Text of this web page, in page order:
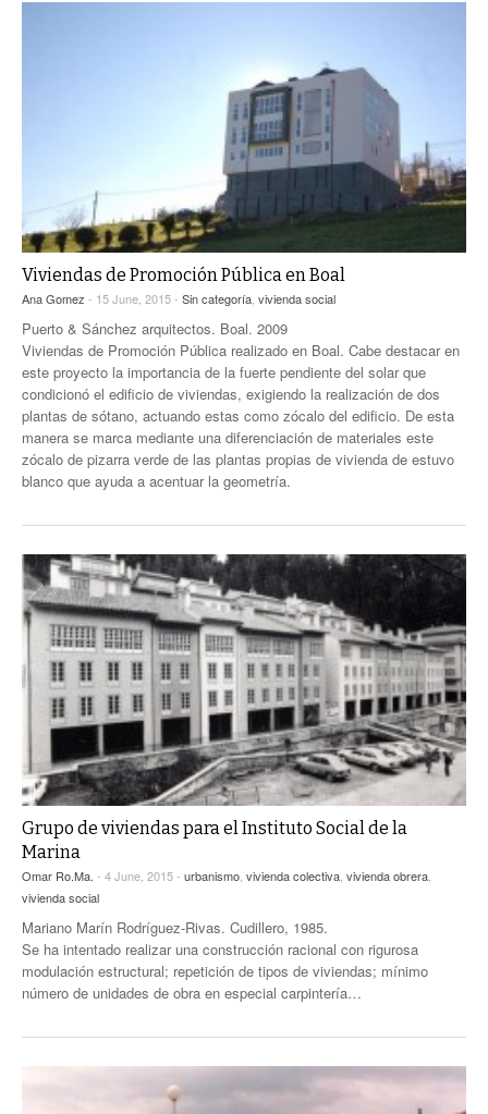
Viviendas de Promoción Pública en Boal
Ana Gomez - 15 June, 2015 - Sin categoría vivienda social
Puerto & Sánchez arquitectos. Boal. 2009
Viviendas de Promoción Pública realizado en Boal. Cabe destacar en
este proyecto la importancia de la fuerte pendiente del solar que
condicionó el edificio de viviendas, exigiendo la realización de dos
plantas de sótano, actuando estas como zócalo del edificio. De esta
manera se marca mediante una diferenciación de materiales este
zócalo de pizarra verde de las plantas propias de vivienda de estuvo
blanco que ayuda a acentuar la geometría.
Grupo de viviendas para el Instituto Social de la
Marina
Omar Ro.Ma. - 4 June, 2015 - urbanismo vivienda colectiva vivienda obrera
vivienda social
Mariano Marín Rodríguez-Rivas. Cudillero, 1985.
Se ha intentado realizar una construcción racional con rigurosa
modulación estructural; repetición de tipos de viviendas; mínimo
número de unidades de obra en especial carpintería…